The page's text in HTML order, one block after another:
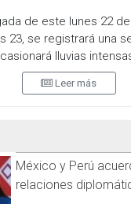
de este lunes 22
23, se registrará una
lluvias
de 15 a 30 km/h.
recomiendan
personas sensibles a
salir de su hogar,
cables o tendido
Leer más
México y Perú
relaciones